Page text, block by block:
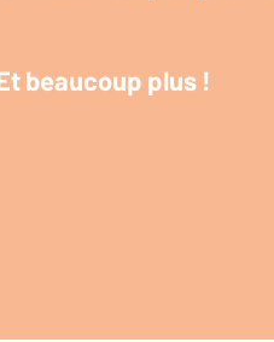
beaucoup plus !